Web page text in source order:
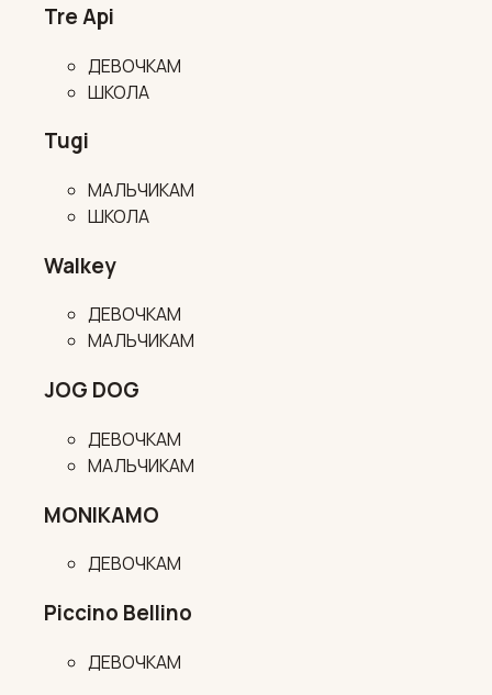
Tre Api
ДЕВОЧКАМ
ШКОЛА
Tugi
МАЛЬЧИКАМ
ШКОЛА
Walkey
ДЕВОЧКАМ
МАЛЬЧИКАМ
JOG DOG
ДЕВОЧКАМ
МАЛЬЧИКАМ
MONIKAMO
ДЕВОЧКАМ
Piccino Bellino
ДЕВОЧКАМ